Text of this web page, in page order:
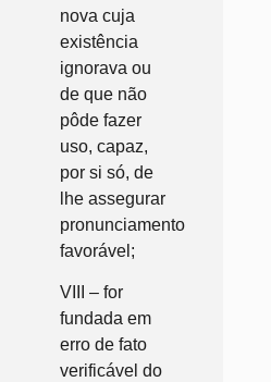
nova cuja
existência
ignorava ou
de que não
pôde fazer
uso, capaz,
por si só, de
lhe assegurar
pronunciamento
favorável;
VIII – for
fundada em
erro de fato
verificável do